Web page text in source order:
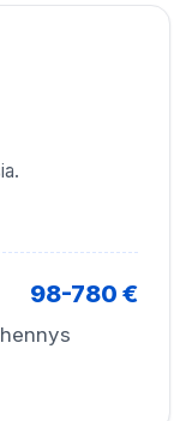
98-780 €